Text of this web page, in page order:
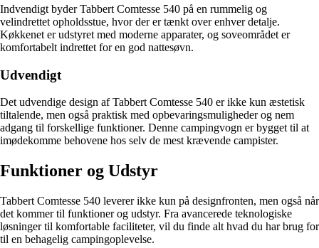
Indvendigt byder Tabbert Comtesse 540 på en rummelig og
velindrettet opholdsstue, hvor der er tænkt over enhver detalje.
Køkkenet er udstyret med moderne apparater, og soveområdet er
komfortabelt indrettet for en god nattesøvn.
Udvendigt
Det udvendige design af Tabbert Comtesse 540 er ikke kun æstetisk
tiltalende, men også praktisk med opbevaringsmuligheder og nem
adgang til forskellige funktioner. Denne campingvogn er bygget til at
imødekomme behovene hos selv de mest krævende campister.
Funktioner og Udstyr
Tabbert Comtesse 540 leverer ikke kun på designfronten, men også når
det kommer til funktioner og udstyr. Fra avancerede teknologiske
løsninger til komfortable faciliteter, vil du finde alt hvad du har brug for
til en behagelig campingoplevelse.